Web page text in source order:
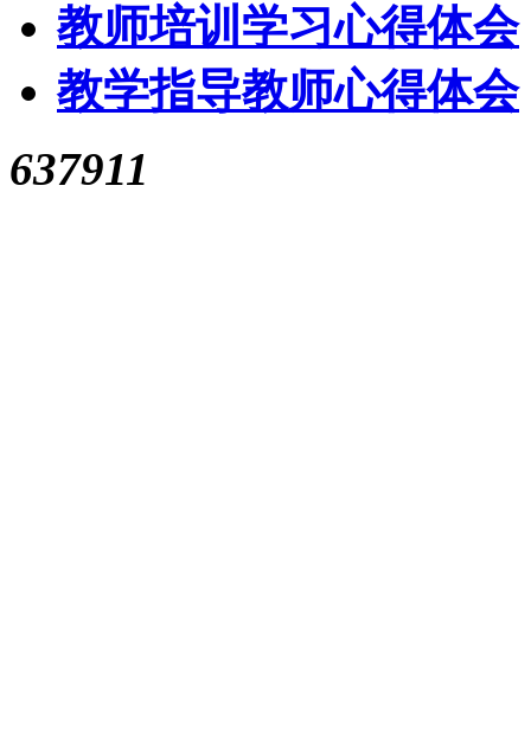
教师培训学习心得体会
教学指导教师心得体会
637911